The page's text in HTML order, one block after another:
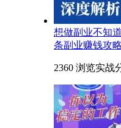
想做副业不知
条副业赚钱攻
2360 浏览实战